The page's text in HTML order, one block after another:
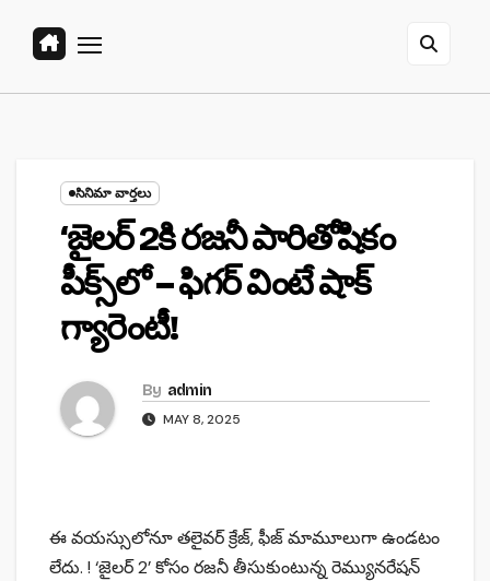
సినిమా వార్తలు
‘జైలర్ 2కి రజనీ పారితోషికం
పీక్స్‌లో – ఫిగర్ వింటే షాక్
గ్యారెంటీ!
By admin
MAY 8, 2025
ఈ వయస్సులోనూ తలైవర్ క్రేజ్, ఫీజ్ మామూలుగా ఉండటం
లేదు. ! ‘జైలర్ 2’ కోసం రజనీ తీసుకుంటున్న రెమ్యునరేషన్